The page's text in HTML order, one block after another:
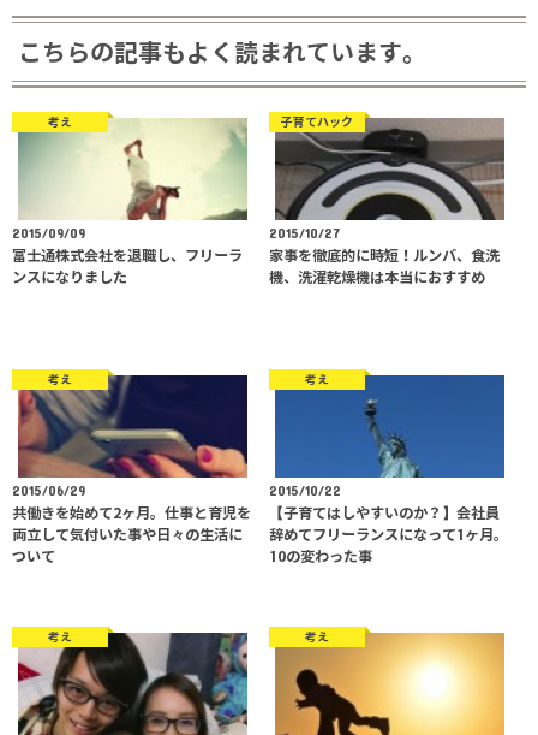
こちらの記事もよく読まれています。
2015/09/09
富士通株式会社を退職し、フリーラ
ンスになりました
考え
2015/10/27
家事を徹底的に時短！ルンバ、食洗
機、洗濯乾燥機は本当におすすめ
子育てハック
2015/06/29
共働きを始めて2ヶ月。仕事と育児を
両立して気付いた事や日々の生活に
ついて
考え
2015/10/22
【子育てはしやすいのか？】会社員
辞めてフリーランスになって1ヶ月。
10の変わった事
考え
考え 考え